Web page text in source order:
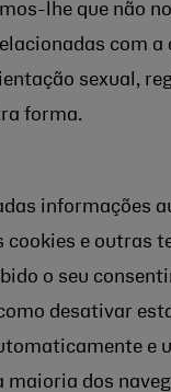
lhe que não
com
sexual,
forma.
informações
e outras
o seu
desativar
dos